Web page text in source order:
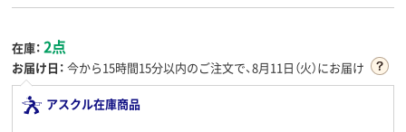
在庫： 2点
お届け日： 今から15時間15分以内のご注文で、8月11日（火）にお届け
アスクル在庫商品